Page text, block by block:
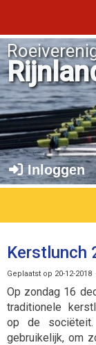
Inloggen
Kerstlunch
Geplaatst op 20-12-
Op zondag 16
traditionele
op de
gebruikelijk, om